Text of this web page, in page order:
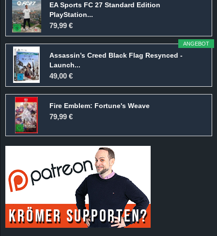
EA Sports FC 27 Standard Edition
PlayStation...
79,99 €
ANGEBOT
Assassin’s Creed Black Flag Resynced -
Launch...
49,00 €
Fire Emblem: Fortune's Weave
79,99 €